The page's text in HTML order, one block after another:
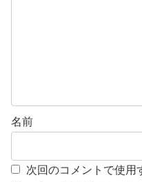
名前
次回のコメントで使用